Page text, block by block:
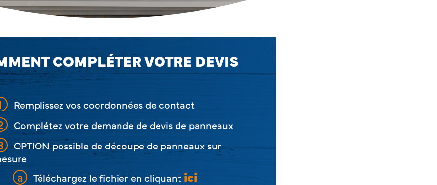
COMPLÉTER VOTRE DEVIS
Remplissez vos coordonnées de contact
Complétez votre demande de devis de panneaux
OPTION possible de découpe de panneaux sur
Téléchargez le fichier en cliquant ici